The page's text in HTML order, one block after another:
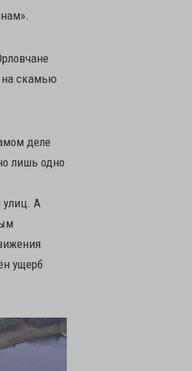
на скамью
деле
лишь одно
улиц. А
ущерб